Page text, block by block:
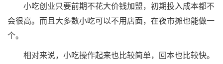
小吃创业只要前期不花大价钱加盟，初期投入成本都不
会很高。而且大多数小吃可以不用店面，在夜市摊也能做一
个。
相对来说，小吃操作起来也比较简单，回本也比较快。